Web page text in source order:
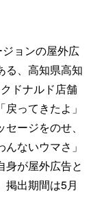
ョンの屋外広
る、高知県高知
ドナルド店舗
ってきたよ」
ージをのせ、
ないウマさ」
身が屋外広告と
掲出期間は5月